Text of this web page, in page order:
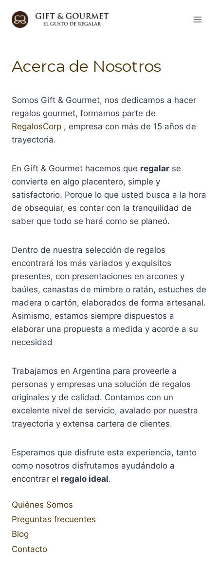
Acerca de Nosotros
Somos Gift & Gourmet, nos dedicamos a hacer
regalos gourmet, formamos parte de
RegalosCorp , empresa con más de 15 años de
trayectoria.
En Gift & Gourmet hacemos que regalar se
convierta en algo placentero, simple y
satisfactorio. Porque lo que usted busca a la hora
de obsequiar, es contar con la tranquilidad de
saber que todo se hará como se planeó.
Dentro de nuestra selección de regalos
encontrará los más variados y exquisitos
presentes, con presentaciones en arcones y
baúles, canastas de mimbre o ratán, estuches de
madera o cartón, elaborados de forma artesanal.
Asimismo, estamos siempre dispuestos a
elaborar una propuesta a medida y acorde a su
necesidad
Trabajamos en Argentina para proveerle a
personas y empresas una solución de regalos
originales y de calidad. Contamos con un
excelente nivel de servicio, avalado por nuestra
trayectoria y extensa cartera de clientes.
Esperamos que disfrute esta experiencia, tanto
como nosotros disfrutamos ayudándolo a
encontrar el regalo ideal.
Quiénes Somos
Preguntas frecuentes
Blog
Contacto